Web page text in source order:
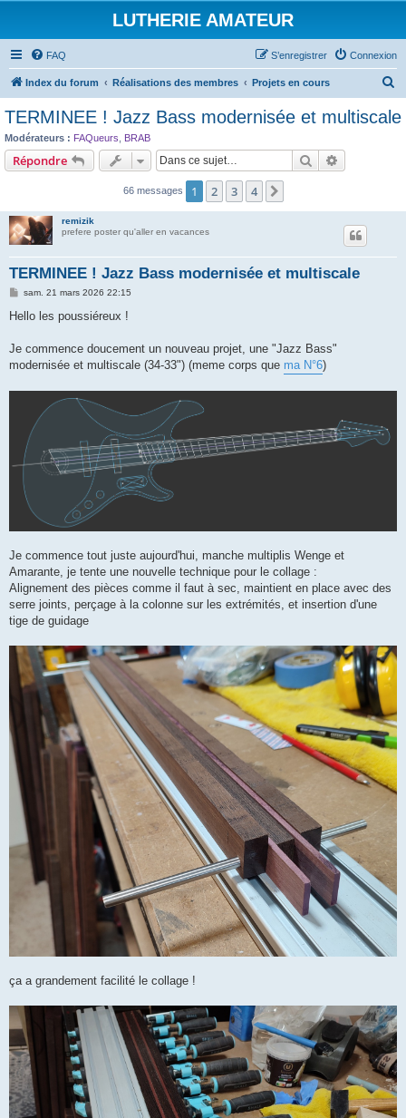
LUTHERIE AMATEUR
FAQ Connexion
S’enregistrer
Index du forum Réalisations des membres Projets en cours
c
c
e
TERMINEE ! Jazz Bass modernisée et multiscale
Modérateurs : FAQueurs BRAB
Répondre Rechercher
66 messages 1 2 3 4
remizik
prefere poster qu'aller en vacances
TERMINEE ! Jazz Bass modernisée et multiscale
M
s
g
sam. 21 mars 2026 22:15
Hello les poussiéreux !
Je commence doucement un nouveau projet, une "Jazz Bass"
modernisée et multiscale (34-33") (meme corps que ma N°6)
Je commence tout juste aujourd'hui, manche multiplis Wenge et
Amarante, je tente une nouvelle technique pour le collage :
Alignement des pièces comme il faut à sec, maintient en place avec des
serre joints, perçage à la colonne sur les extrémités, et insertion d'une
tige de guidage
ça a grandement facilité le collage !